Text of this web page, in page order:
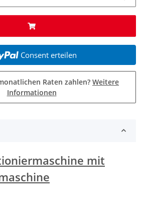
Consent erteilen
Raten zahlen? Weitere
Informationen
mit